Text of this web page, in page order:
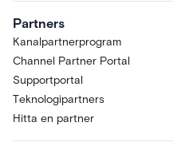
Partners
Kanalpartnerprogram
Channel Partner Portal
Supportportal
Teknologipartners
Hitta en partner